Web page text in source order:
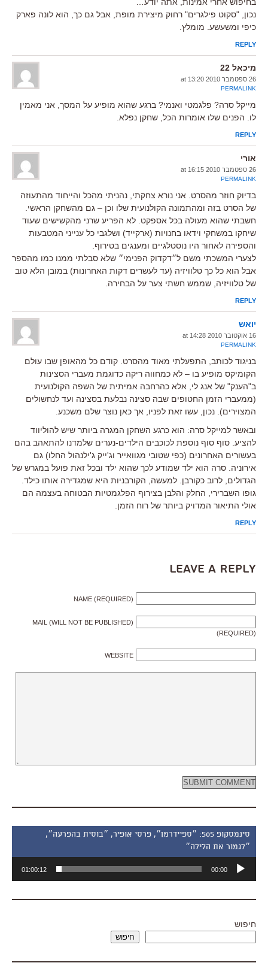
נכון, "סקוט פילגרים" רחוק מיצירת מופת, אבל גם כך, הוא לונה פארק
כיפי ומשעשע. מומלץ.
REPLY
מיכאל 22
26 ספטמבר 2010 at 13:20
PERMALINK
מייקל סרה? פלגמטי ואנמי? ברגע שהוא מופיע על המסך, אני מאמין
לו. הפנים שלו אומרות הכל, שחקן נפלא.
REPLY
אורי
26 ספטמבר 2010 at 16:15
PERMALINK
בדיוק חוזר מהסרט. אני נורא צחקתי, נהניתי מהכל והייחוד מהתעוזה
של הסרט בזה ומהתמונה הקולנועית שלו וכן – גם מהשחקן הראשי.
חשבתי שהוא מעולה בכל אספקט. לא הפריע שרני מהקשישים שעוד
שיחקו במשחקי וידאו בחנויות (ארקייד) ושלגבי כל ענייני המטבעות
והספירה לאחור היו נוסטלגיים ומענגים בטירוף.
לצערי המשכתי משם ל״דקדוק הפנימי״ שלא סבלתי ממנו כמו מהספר
אבל הוא כל כך טלוויזיה (עד לעשרים דקות האחרונות) במובן הלא טוב
של טלוויזיה, שממש חשתי צער על הבחירה.
REPLY
יואש
16 אוקטובר 2010 at 14:28
PERMALINK
בניגוד לכותב, התפעלתי מאוד מהסרט. קודם כל מהאופן שבו עולם
הקומיקס מופיע בו – לא כמחווה ריקה כדוגמת מעברי הסצינות
ב"הענק" של אנג לי, אלא כהרחבה אמיתית של השפה הקולנועית
(ממעברי הזמן החטופים שבה סצינה נבלעת בסצינה ועד לנחשולים
המצוירים). נכון, עשו זאת לפניו, אך כאן נוצר שלם משכנע.
ובאשר למייקל סרה: הוא כרגע השחקן המגרה ביותר שיש להוליווד
להציע. סוף סוף נוספת לכוכבים הילדים-נערים שלמדנו להתאהב בהם
בעשורים האחרונים (כפי שטובי מגוואייר וג'ייק ג'ילנהול החלו) גם
אירוניה. סרה הוא ילד שמודע לכך שהוא ילד ובכל זאת פועל במגרש של
הגדולים, לרוב כקורבן. למעשה, הקורבניות היא שמגדירה אותו כילד.
גופו השברירי, החלק והלבן בצירוף הפלגמטיות הבטוחה בעצמה הם
אולי התיאור המדויק ביותר של רוח הזמן.
REPLY
Leave a Reply
NAME (REQUIRED)
MAIL (WILL NOT BE PUBLISHED)
(REQUIRED)
WEBSITE
סינמסקופ 505: ״ספיידרמן״, פרסי אופיר, ״בוסית בהפרעה״,
״לגמור את הלילה״
אודיו
00:00
01:00:12
חיפוש
חיפוש